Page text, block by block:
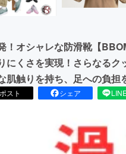
！オシャレな防滑靴【
にくさを実現！さらなる
肌触りを持ち、足への負担
ポスト シェア